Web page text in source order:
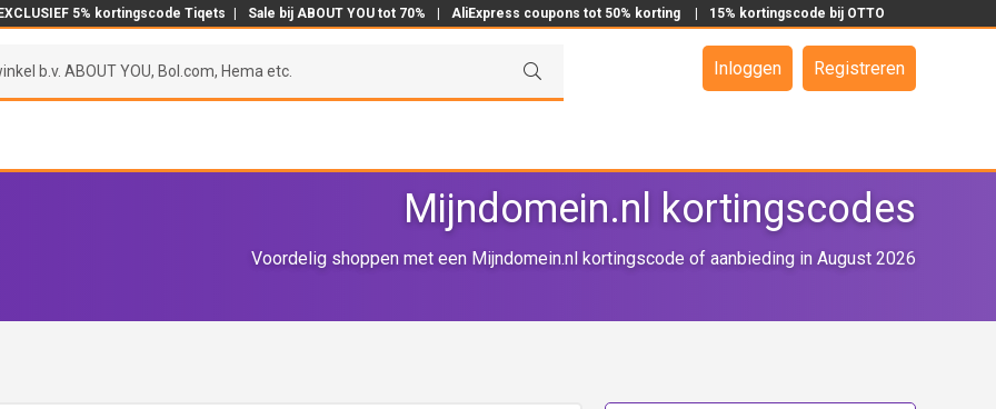
5% kortingscode Tiqets Sale bij ABOUT YOU tot 70% AliExpress coupons tot 50% korting 15% kortingscode bij OTTO
Inloggen Registreren
Mijndomein.nl kortingscodes
Voordelig shoppen met een Mijndomein.nl kortingscode of aanbieding in August 2026